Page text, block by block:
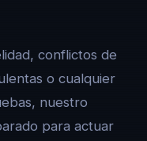
conflictos de
o cualquier
nuestro
para actuar